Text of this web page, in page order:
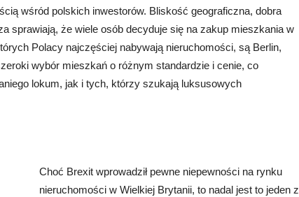
wśród polskich inwestorów. Bliskość geograficzna, dobra
sprawiają, że wiele osób decyduje się na zakup mieszkania w
Polacy najczęściej nabywają nieruchomości, są Berlin,
wybór mieszkań o różnym standardzie i cenie, co
lokum, jak i tych, którzy szukają luksusowych
Choć Brexit wprowadził pewne niepewności na rynku
nieruchomości w Wielkiej Brytanii, to nadal jest to jeden z